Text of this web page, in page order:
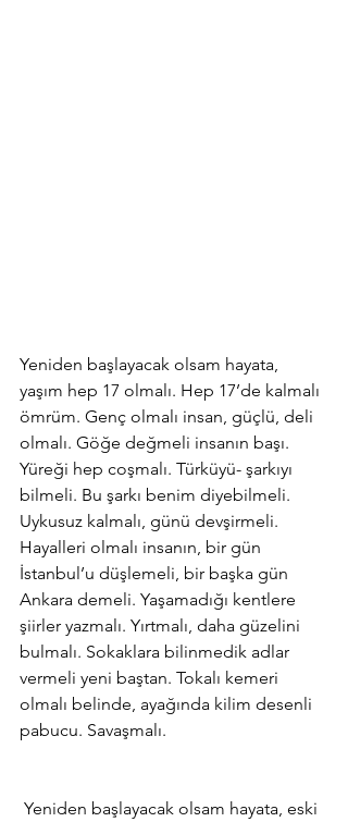
Yeniden başlayacak olsam hayata,
yaşım hep 17 olmalı. Hep 17’de kalmalı
ömrüm. Genç olmalı insan, güçlü, deli
olmalı. Göğe değmeli insanın başı.
Yüreği hep coşmalı. Türküyü- şarkıyı
bilmeli. Bu şarkı benim diyebilmeli.
Uykusuz kalmalı, günü devşirmeli.
Hayalleri olmalı insanın, bir gün
İstanbul’u düşlemeli, bir başka gün
Ankara demeli. Yaşamadığı kentlere
şiirler yazmalı. Yırtmalı, daha güzelini
bulmalı. Sokaklara bilinmedik adlar
vermeli yeni baştan. Tokalı kemeri
olmalı belinde, ayağında kilim desenli
pabucu. Savaşmalı.